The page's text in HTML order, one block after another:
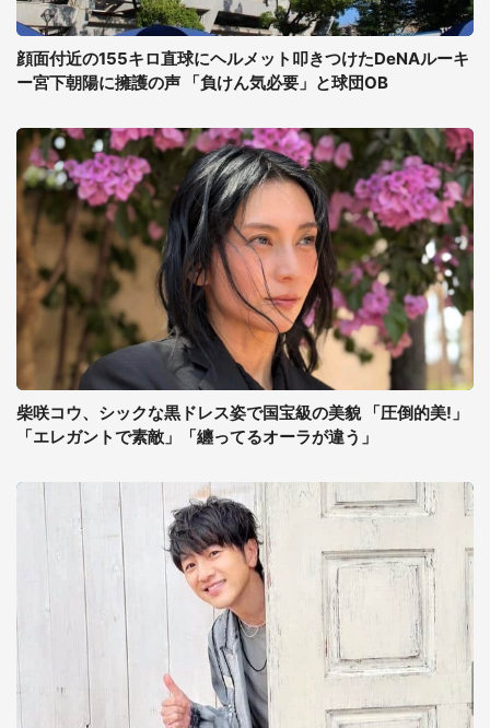
顔面付近の155キロ直球にヘルメット叩きつけたDeNAルーキ
ー宮下朝陽に擁護の声 「負けん気必要」と球団OB
柴咲コウ、シックな黒ドレス姿で国宝級の美貌 「圧倒的美!」
「エレガントで素敵」「纏ってるオーラが違う」